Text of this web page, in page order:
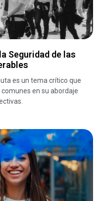
Seguridad de las
es un tema crítico que
en su abordaje